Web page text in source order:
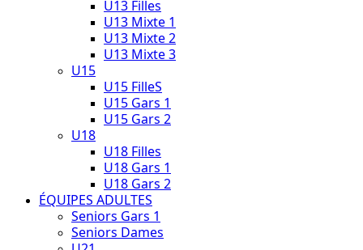
U13 Filles
U13 Mixte 1
U13 Mixte 2
U13 Mixte 3
U15
U15 FilleS
U15 Gars 1
U15 Gars 2
U18
U18 Filles
U18 Gars 1
U18 Gars 2
ÉQUIPES ADULTES
Seniors Gars 1
Seniors Dames